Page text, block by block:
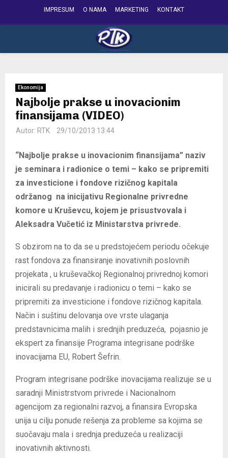
IMPRESUM O NAMA MARKETING KONTAKT
PRIMARY
MENU
Ekonomija
Najbolje prakse u inovacionim
finansijama (VIDEO)
Autor: RTK 29/10/2013 13:44
“Najbolje prakse u inovacionim finansijama” naziv
je seminara i radionice o temi – kako se pripremiti
za investicione i fondove rizičnog kapitala
održanog na inicijativu Regionalne privredne
komore u Kruševcu, kojem je prisustvovala i
Aleksadra Vučetić iz Ministarstva privrede.
S obzirom na to da se u predstojećem periodu očekuje
rast fondova za finansiranje inovativnih poslovnih
projekata , u kruševačkoj Regionalnoj privrednoj komori
inicirali su predavanje i radionicu o temi – kako se
pripremiti za investicione i fondove rizičnog kapitala.
Način i suštinu delovanja ove vrste ulaganja
predstavnicima malih i srednjih preduzeća, pojasnio je
ekspert za finansije Programa integrisane podrške
inovacijama EU, Robert Šefrin.
Program integrisane podrške inovacijama realizuje se u
saradnji Ministrstvom privrede i Nacionalnom
agencijom za regionalni razvoj, a finansira Evropska
unija u cilju ponude rešenja za probleme sa kojima se
suočavaju mala i srednja preduzeća u realizaciji
inovativnih aktivnosti.